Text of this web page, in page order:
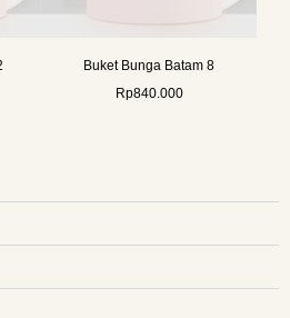
Buket Bunga Batam 8
Rp840.000